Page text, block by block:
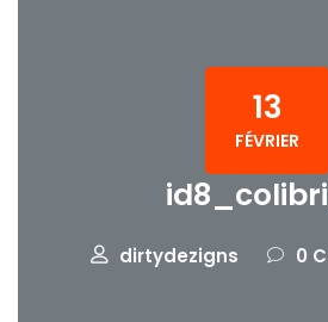
13
FÉVRIER
dirtydezigns 0